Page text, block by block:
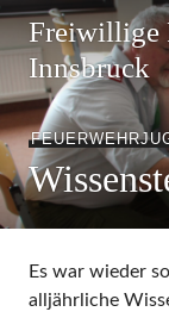
Zum
Inhalt
springen
Freiwillige
Innsbruck
Es war wieder
alljährliche